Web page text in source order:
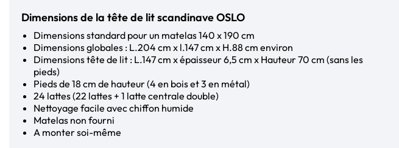
Dimensions de la tête de lit scandinave OSLO
Dimensions standard pour un matelas 140 x 190 cm
Dimensions globales : L.204 cm x l.147 cm x H.88 cm environ
Dimensions tête de lit : L.147 cm x épaisseur 6,5 cm x Hauteur 70 cm (sans les
pieds)
Pieds de 18 cm de hauteur (4 en bois et 3 en métal)
24 lattes (22 lattes + 1 latte centrale double)
Nettoyage facile avec chiffon humide
Matelas non fourni
A monter soi-même